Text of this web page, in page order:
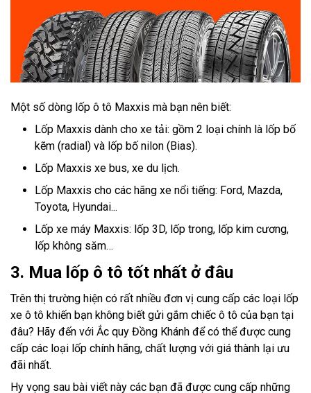
Một số dòng lốp ô tô Maxxis mà bạn nên biết:
Lốp Maxxis dành cho xe tải: gồm 2 loại chính là lốp bố
kẽm (radial) và lốp bố nilon (Bias).
Lốp Maxxis xe bus, xe du lịch.
Lốp Maxxis cho các hãng xe nổi tiếng: Ford, Mazda,
Toyota, Hyundai...
Lốp xe máy Maxxis: lốp 3D, lốp trong, lốp kim cương,
lốp không săm…
3. Mua lốp ô tô tốt nhất ở đâu
Trên thị trường hiện có rất nhiều đơn vị cung cấp các loại lốp
xe ô tô khiến bạn không biết gửi gắm chiếc ô tô của bạn tại
đâu? Hãy đến với Ắc quy Đồng Khánh để có thể được cung
cấp các loại lốp chính hãng, chất lượng với giá thành lại ưu
đãi nhất.
Hy vọng sau bài viết này các bạn đã được cung cấp những